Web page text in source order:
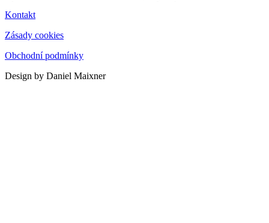
Kontakt
Zásady cookies
Obchodní podmínky
Design by Daniel Maixner